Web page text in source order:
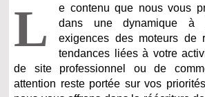
L
e contenu que nous vous
dans une dynamique à
exigences des moteurs de
tendances liées à votre
de site professionnel ou de
attention reste portée sur vos